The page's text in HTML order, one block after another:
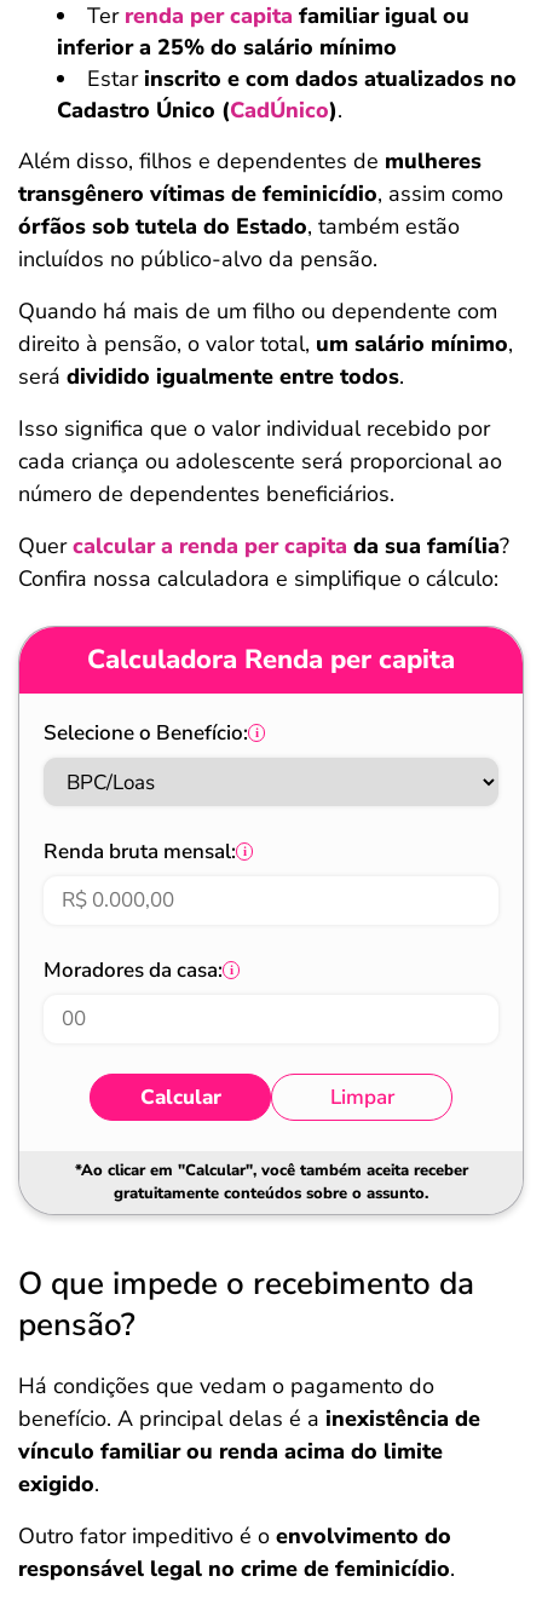
Ter renda per capita familiar igual ou
inferior a 25% do salário mínimo
Estar inscrito e com dados atualizados no
Cadastro Único (CadÚnico).
Além disso, filhos e dependentes de mulheres
transgênero vítimas de feminicídio, assim como
órfãos sob tutela do Estado, também estão
incluídos no público-alvo da pensão.
Quando há mais de um filho ou dependente com
direito à pensão, o valor total, um salário mínimo,
será dividido igualmente entre todos.
Isso significa que o valor individual recebido por
cada criança ou adolescente será proporcional ao
número de dependentes beneficiários.
Quercalcular a renda per capita da sua família?
Confira nossa calculadora e simplifique o cálculo:
Calculadora Renda per capita
Selecione o Benefício:
Renda bruta mensal:
Moradores da casa:
Calcular Limpar
*Ao clicar em "Calcular", você também aceita receber
gratuitamente conteúdos sobre o assunto.
O que impede o recebimento da
pensão?
Há condições que vedam o pagamento do
benefício. A principal delas é a inexistência de
vínculo familiar ou renda acima do limite
exigido.
Outro fator impeditivo é o envolvimento do
responsável legal no crime de feminicídio.